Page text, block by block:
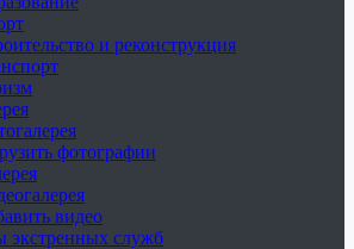
и реконструкция
фотографии
видео
экстренных служб